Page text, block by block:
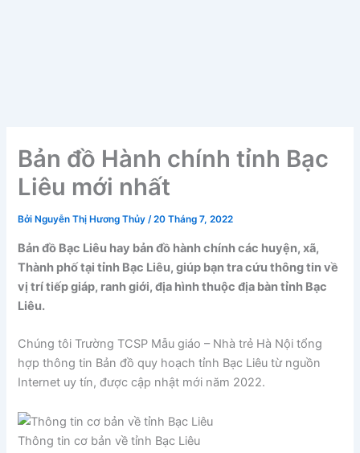
Bản đồ Hành chính tỉnh Bạc
Liêu mới nhất
Bởi Nguyễn Thị Hương Thủy/20 Tháng 7, 2022
Bản đồ Bạc Liêu hay bản đồ hành chính các huyện, xã,
Thành phố tại tỉnh Bạc Liêu, giúp bạn tra cứu thông tin về
vị trí tiếp giáp, ranh giới, địa hình thuộc địa bàn tỉnh Bạc
Liêu.
Chúng tôi Trường TCSP Mẫu giáo – Nhà trẻ Hà Nội tổng
hợp thông tin Bản đồ quy hoạch tỉnh Bạc Liêu từ nguồn
Internet uy tín, được cập nhật mới năm 2022.
Thông tin cơ bản về tỉnh Bạc Liêu